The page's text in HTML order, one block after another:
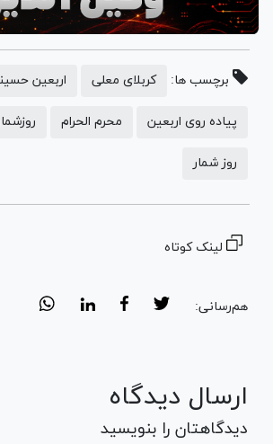
برچسب ها: کربلای معلی اربعین
پیاده روی اربعین محرم الحرام
روز شمار
لینک کوتاه
هم‌رسانی:
ارسال دیدگاه
دیدگاهتان را بنویسید